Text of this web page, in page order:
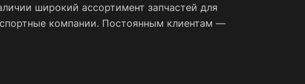
широкий ассортимент запчастей для
компании. Постоянным клиентам —